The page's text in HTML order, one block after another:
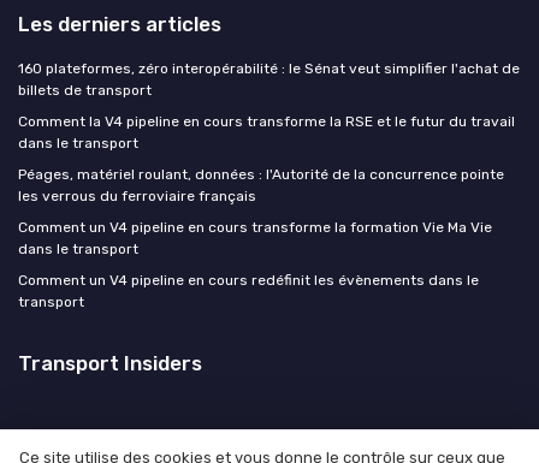
Les derniers articles
160 plateformes, zéro interopérabilité : le Sénat veut simplifier l'achat de
billets de transport
Comment la V4 pipeline en cours transforme la RSE et le futur du travail
dans le transport
Péages, matériel roulant, données : l'Autorité de la concurrence pointe
les verrous du ferroviaire français
Comment un V4 pipeline en cours transforme la formation Vie Ma Vie
dans le transport
Comment un V4 pipeline en cours redéfinit les évènements dans le
transport
Transport Insiders
Ce site utilise des cookies et vous donne le contrôle sur ceux que